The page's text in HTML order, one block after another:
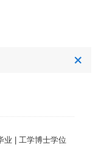
业 | 工学博士学位